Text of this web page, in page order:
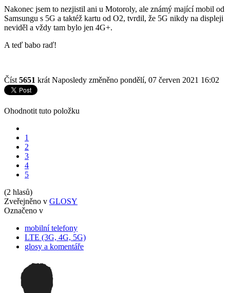
Nakonec jsem to nezjistil ani u Motoroly, ale známý mající mobil od
Samsungu s 5G a taktéž kartu od O2, tvrdil, že 5G nikdy na displeji
neviděl a vždy tam bylo jen 4G+.
A teď babo raď!
Číst 5651 krát Naposledy změněno pondělí, 07 červen 2021 16:02
Ohodnotit tuto položku
1
2
3
4
5
(2 hlasů)
Zveřejněno v GLOSY
Označeno v
mobilní telefony
LTE (3G, 4G, 5G)
glosy a komentáře